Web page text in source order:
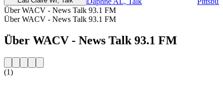
Über WACV - News Talk 93.1 FM
Über WACV - News Talk 93.1 FM
Über WACV - News Talk 93.1 FM
(1)